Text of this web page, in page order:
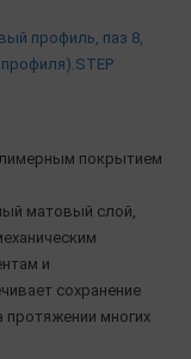
профиль, паз 8,
покрытием
матовый слой,
и
сохранение
протяжении многих